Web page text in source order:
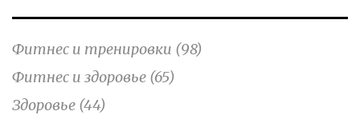
Фитнес и тренировки (98)
Фитнес и здоровье (65)
Здоровье (44)